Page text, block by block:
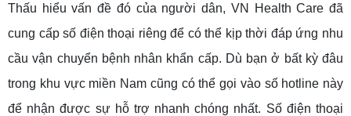
Thấu hiểu vấn đề đó của người dân, VN Health Care đã
cung cấp số điện thoại riêng để có thể kịp thời đáp ứng nhu
cầu vận chuyển bệnh nhân khẩn cấp. Dù bạn ở bất kỳ đâu
trong khu vực miền Nam cũng có thể gọi vào số hotline này
để nhận được sự hỗ trợ nhanh chóng nhất. Số điện thoại